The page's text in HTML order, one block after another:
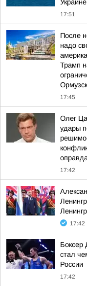
17:51
После
надо
Трамп
17:45
Олег
удары
17:42
17:42
Боксер
стал
России
17:42